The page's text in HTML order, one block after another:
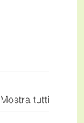
Mostra tutti